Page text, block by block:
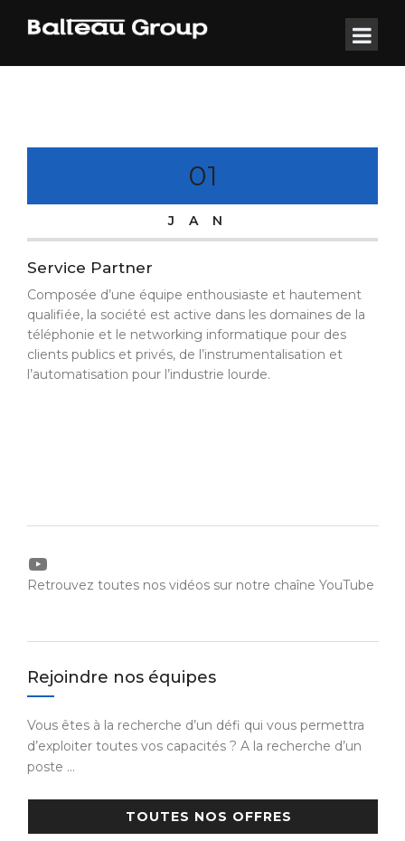
01
JAN
Service Partner
Composée d’une équipe enthousiaste et hautement
qualifiée, la société est active dans les domaines de la
téléphonie et le networking informatique pour des
clients publics et privés, de l’instrumentalisation et
l’automatisation pour l’industrie lourde.
YouTube
Retrouvez toutes nos vidéos sur notre chaîne YouTube
Rejoindre nos équipes
Vous êtes à la recherche d’un défi qui vous permettra
d’exploiter toutes vos capacités ? A la recherche d’un
poste …
TOUTES NOS OFFRES